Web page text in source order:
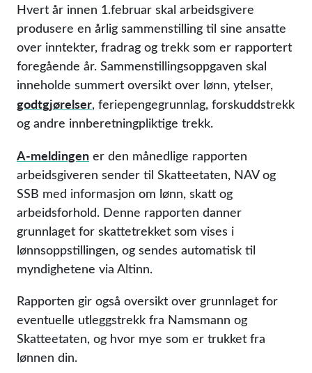
Hvert år innen 1.februar skal arbeidsgivere
produsere en årlig sammenstilling til sine ansatte
over inntekter, fradrag og trekk som er rapportert
foregående år. Sammenstillingsoppgaven skal
inneholde summert oversikt over lønn, ytelser,
godtgjørelser, feriepengegrunnlag, forskuddstrekk
og andre innberetningpliktige trekk.
A-meldingen er den månedlige rapporten
arbeidsgiveren sender til Skatteetaten, NAV og
SSB med informasjon om lønn, skatt og
arbeidsforhold. Denne rapporten danner
grunnlaget for skattetrekket som vises i
lønnsoppstillingen, og sendes automatisk til
myndighetene via Altinn.
Rapporten gir også oversikt over grunnlaget for
eventuelle utleggstrekk fra Namsmann og
Skatteetaten, og hvor mye som er trukket fra
lønnen din.